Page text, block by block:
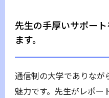
先生の手厚いサポー
ます。
通信制の大学でありなが
魅力です。先生がレポー